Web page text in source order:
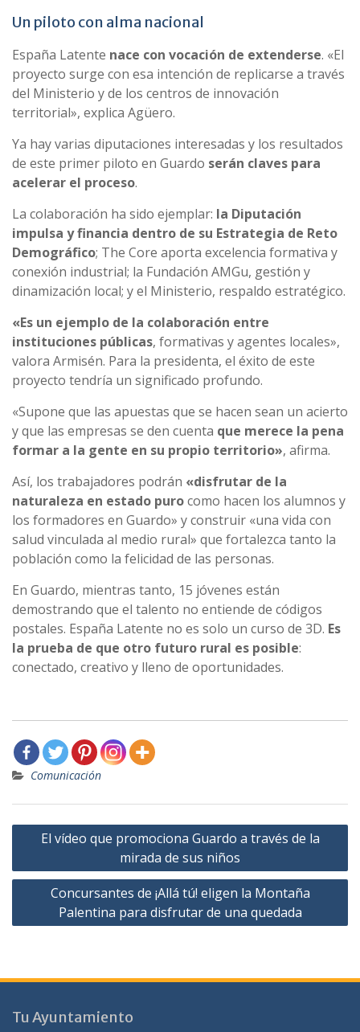
Un piloto con alma nacional
España Latente nace con vocación de extenderse. «El
proyecto surge con esa intención de replicarse a través
del Ministerio y de los centros de innovación
territorial», explica Agüero.
Ya hay varias diputaciones interesadas y los resultados
de este primer piloto en Guardo serán claves para
acelerar el proceso.
La colaboración ha sido ejemplar: la Diputación
impulsa y financia dentro de su Estrategia de Reto
Demográfico; The Core aporta excelencia formativa y
conexión industrial; la Fundación AMGu, gestión y
dinamización local; y el Ministerio, respaldo estratégico.
«Es un ejemplo de la colaboración entre
instituciones públicas, formativas y agentes locales»,
valora Armisén. Para la presidenta, el éxito de este
proyecto tendría un significado profundo.
«Supone que las apuestas que se hacen sean un acierto
y que las empresas se den cuenta que merece la pena
formar a la gente en su propio territorio», afirma.
Así, los trabajadores podrán «disfrutar de la
naturaleza en estado purocomo hacen los alumnos y
los formadores en Guardo» y construir «una vida con
salud vinculada al medio rural» que fortalezca tanto la
población como la felicidad de las personas.
En Guardo, mientras tanto, 15 jóvenes están
demostrando que el talento no entiende de códigos
postales. España Latente no es solo un curso de 3D. Es
la prueba de que otro futuro rural es posible:
conectado, creativo y lleno de oportunidades.
Comunicación
Navegación
entradas
El vídeo que promociona Guardo a través de la
mirada de sus niños
Concursantes de ¡Allá tú! eligen la Montaña
Palentina para disfrutar de una quedada
Tu Ayuntamiento